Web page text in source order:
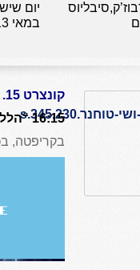
במאי 2013
קונצרט 15.
16:15 “הללויה” –משירי ליאונרד כהן ובוב דילן
בקריפטה,